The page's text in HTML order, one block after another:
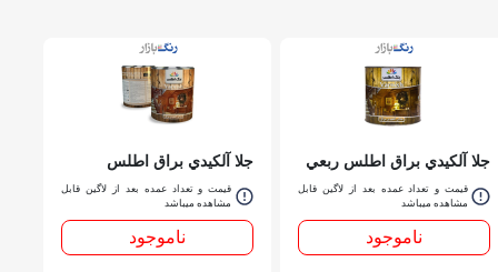
جلا آلكيدي براق اطلس ربعي
قیمت و تعداد عمده بعد از لاگین قابل
مشاهده میباشد
ناموجود
جلا آلكيدي براق اطلس
كوارتقیمت و تعداد عمده بعد از لاگین قابل
مشاهده میباشد
ناموجود